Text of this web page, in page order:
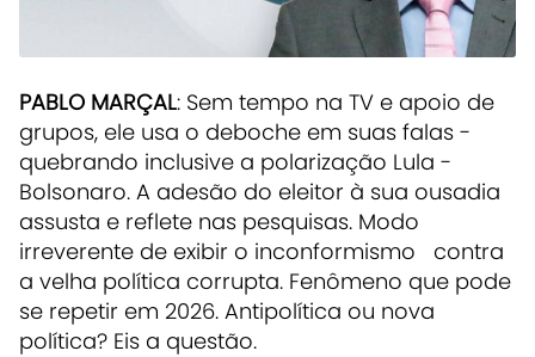
PABLO MARÇAL: Sem tempo na TV e apoio de
grupos, ele usa o deboche em suas falas -
quebrando inclusive a polarização Lula -
Bolsonaro. A adesão do eleitor à sua ousadia
assusta e reflete nas pesquisas. Modo
irreverente de exibir o inconformismo contra
a velha política corrupta. Fenômeno que pode
se repetir em 2026. Antipolítica ou nova
política? Eis a questão.